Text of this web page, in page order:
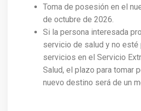
Toma de posesión en el
de octubre de 2026.
Si la persona interesada
servicio de salud y no esté
servicios en el Servicio
Salud, el plazo para tomar
nuevo destino será de un